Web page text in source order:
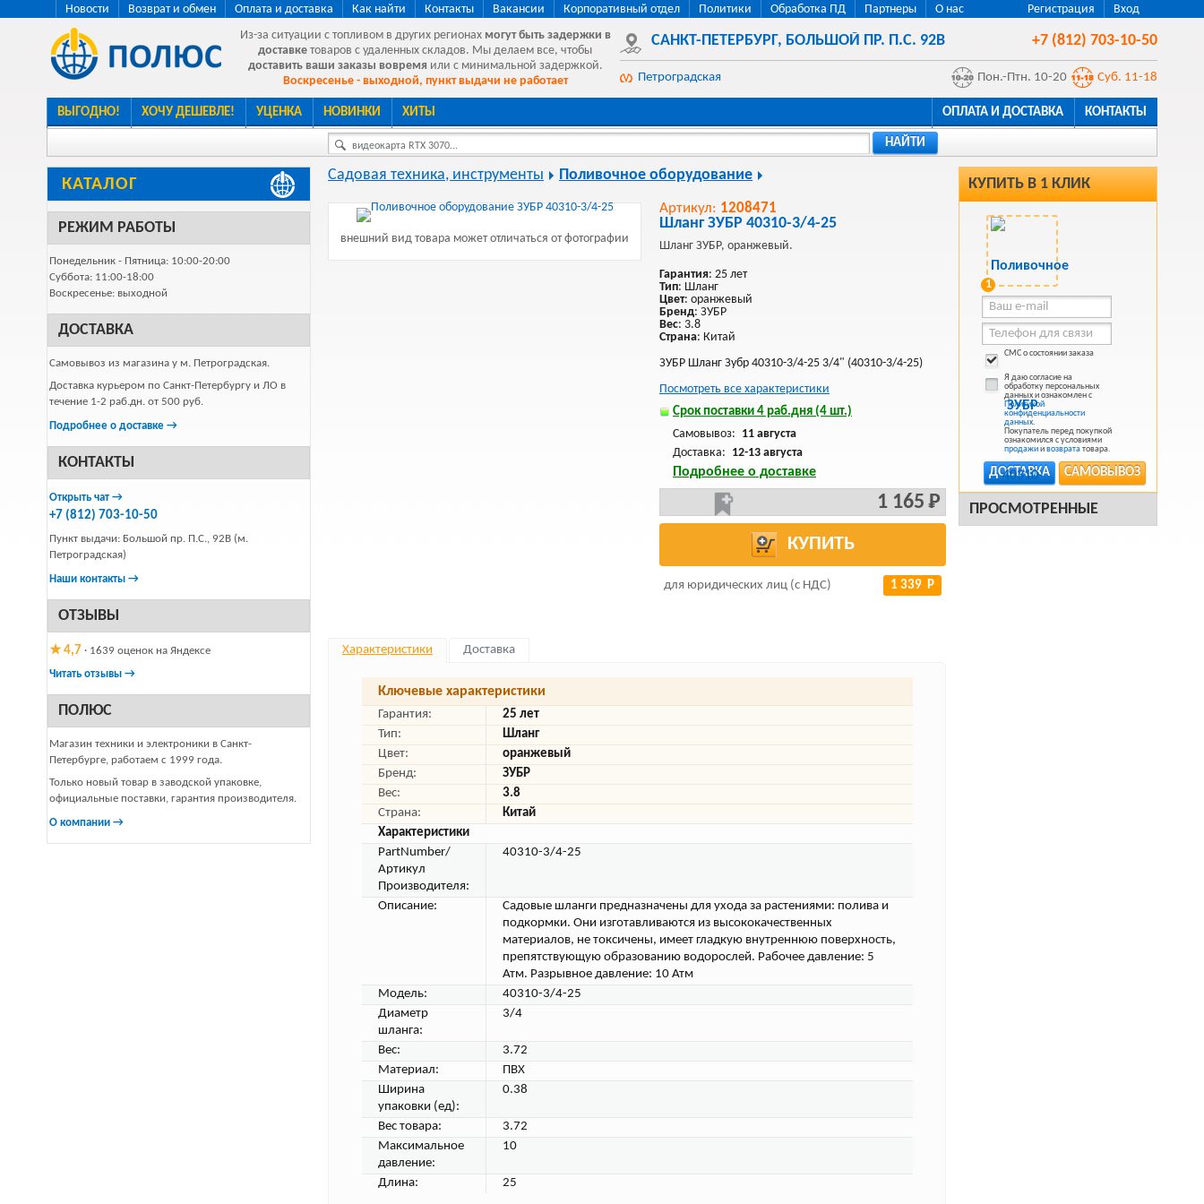
Регистрация Вход
Новости Возврат и обмен Оплата и доставка Как найти Контакты Вакансии Корпоративный отдел Политики Обработка ПД Партнеры
О нас
Из-за ситуации с топливом в других регионах могут быть задержки в
доставке товаров с удаленных складов. Мы делаем все, чтобы
доставить ваши заказы вовремя или с минимальной задержкой.
Воскресенье - выходной, пункт выдачи не работает
САНКТ-ПЕТЕРБУРГ, БОЛЬШОЙ ПР. П.С. 92В +7 (812) 703-10-50
Петроградская Пон.-Птн. 10-20 Суб. 11-18
ВЫГОДНО! ХОЧУ ДЕШЕВЛЕ! УЦЕНКА НОВИНКИ ХИТЫ ОПЛАТА И ДОСТАВКА КОНТАКТЫ
видеокарта RTX 3070... НАЙТИ
КАТАЛОГ
РЕЖИМ РАБОТЫ
Понедельник - Пятница: 10:00-20:00
Суббота: 11:00-18:00
Воскресенье: выходной
ДОСТАВКА
Самовывоз из магазина у м. Петроградская.
Доставка курьером по Санкт-Петербургу и ЛО в
течение 1-2 раб.дн. от 500 руб.
Подробнее о доставке →
КОНТАКТЫ
Открыть чат →
+7 (812) 703-10-50
Пункт выдачи: Большой пр. П.С., 92В (м.
Петроградская)
Наши контакты →
ОТЗЫВЫ
★ 4,7 · 1639 оценок на Яндексе
Читать отзывы →
ПОЛЮС
Магазин техники и электроники в Санкт-
Петербурге, работаем с 1999 года.
Только новый товар в заводской упаковке,
официальные поставки, гарантия производителя.
О компании →
КУПИТЬ В 1 КЛИК
1
СМС о состоянии заказа
Я даю согласие на
обработку персональных
данных и ознакомлен с
Политикой
конфиденциальности
данных.
Покупатель перед покупкой
ознакомился с условиями
продажиивозврататовара.
САМОВЫВОЗ
ДОСТАВКА
ПРОСМОТРЕННЫЕ
Садовая техника, инструменты Поливочное оборудование
внешний вид товара может отличаться от фотографии
Артикул: 1208471
Шланг ЗУБР 40310-3/4-25
Шланг ЗУБР, оранжевый.
Гарантия: 25 лет
Тип: Шланг
Цвет: оранжевый
Бренд: ЗУБР
Вес: 3.8
Страна: Китай
ЗУБР Шланг Зубр 40310-3/4-25 3/4" (40310-3/4-25)
Посмотреть все характеристики
Срок поставки 4 раб.дня (4 шт.)
Самовывоз: 11 августа
Доставка: 12-13 августа
Подробнее о доставке
1 165 Р
КУПИТЬ
для юридических лиц (с НДС) 1 339 Р
Характеристики Доставка
Ключевые характеристики
Гарантия:
25 лет
Тип:
Шланг
Цвет:
оранжевый
Бренд:
ЗУБР
Вес:
3.8
Страна:
Китай
Характеристики
PartNumber/
Артикул
Производителя:
40310-3/4-25
Описание:
Садовые шланги предназначены для ухода за растениями: полива и
подкормки. Они изготавливаются из высококачественных
материалов, не токсичены, имеет гладкую внутреннюю поверхность,
препятствующую образованию водорослей. Рабочее давление: 5
Атм. Разрывное давление: 10 Атм
Модель:
40310-3/4-25
Диаметр
шланга:
3/4
Вес:
3.72
Материал:
ПВХ
Ширина
упаковки (ед):
0.38
Вес товара:
3.72
Максимальное
давление:
10
Длина: 25